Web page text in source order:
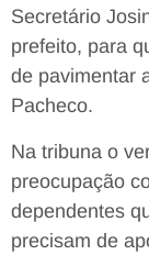
Secretário
prefeito, para
de pavimentar
Pacheco.
Na tribuna o
preocupação
dependentes
precisam de